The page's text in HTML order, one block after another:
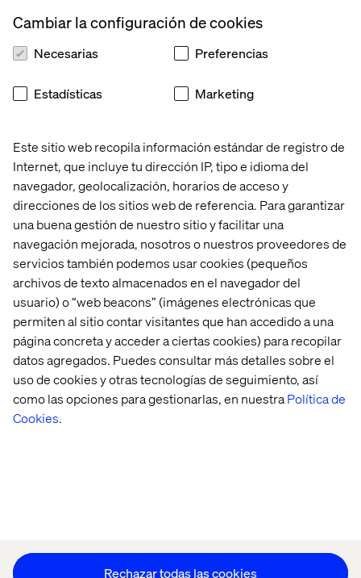
Este sitio web recopila información estándar de registro de
Internet, que incluye tu dirección IP, tipo e idioma del
navegador, geolocalización, horarios de acceso y
direcciones de los sitios web de referencia. Para garantizar
una buena gestión de nuestro sitio y facilitar una
navegación mejorada, nosotros o nuestros proveedores de
servicios también podemos usar cookies (pequeños
archivos de texto almacenados en el navegador del
usuario) o “web beacons” (imágenes electrónicas que
permiten al sitio contar visitantes que han accedido a una
página concreta y acceder a ciertas cookies) para recopilar
datos agregados. Puedes consultar más detalles sobre el
uso de cookies y otras tecnologías de seguimiento, así
como las opciones para gestionarlas, en nuestraPolítica de
Cookies.
Cambiar la configuración de cookies
Necesarias Preferencias
Estadísticas Marketing
Rechazar todas las cookies
Seats are limited, secure your spot today!
By accepting this gift and/or hospitality, the recipient
acknowledges and confirms that its acceptance is in
compliance with the recipient’s internal policies on gifts
and entertainment, as well as any applicable laws or
and does not create any obligation, expectation, or
influence on any business decision.
Home
Acerca de
Oficinas
Quiénes somos